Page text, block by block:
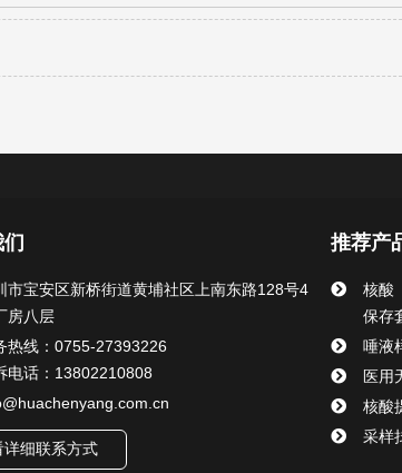
市宝安区新桥街道黄埔社区上南东路128号4
房八层
热线：0755-27393226
电话：13802210808
详细联系方式
推荐产
核酸
保存
唾液
医用
核酸
采样